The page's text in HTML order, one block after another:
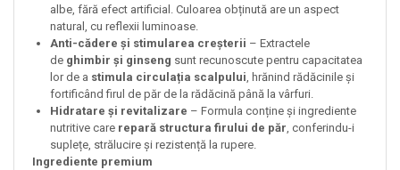
albe, fără efect artificial. Culoarea obținută are un aspect
natural, cu reflexii luminoase.
Anti-cădere și stimularea creșterii – Extractele
de ghimbir și ginseng sunt recunoscute pentru capacitatea
lor de a stimula circulația scalpului, hrănind rădăcinile și
fortificând firul de păr de la rădăcină până la vârfuri.
Hidratare și revitalizare – Formula conține și ingrediente
nutritive care repară structura firului de păr, conferindu-i
suplețe, strălucire și rezistență la rupere.
Ingrediente premium